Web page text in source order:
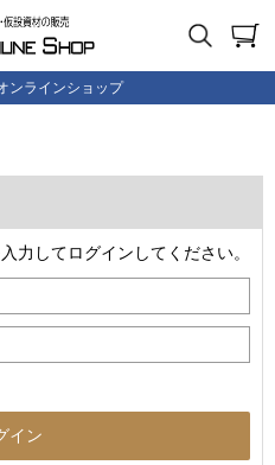
ンラインショップ
力してログインしてください。